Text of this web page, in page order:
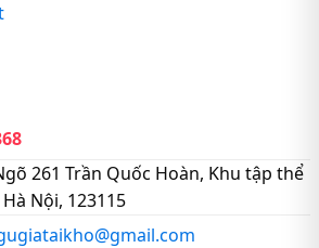
261 Trần Quốc Hoàn, Khu tập thể
Nội, 123115